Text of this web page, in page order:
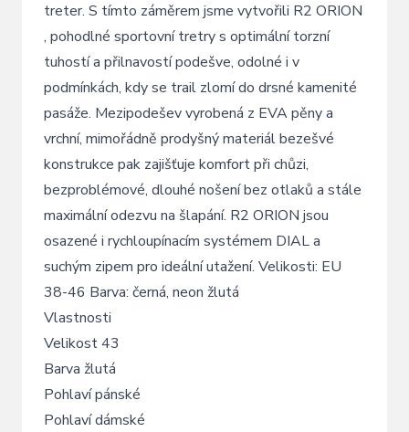
treter. S tímto záměrem jsme vytvořili R2 ORION
, pohodlné sportovní tretry s optimální torzní
tuhostí a přilnavostí podešve, odolné i v
podmínkách, kdy se trail zlomí do drsné kamenité
pasáže. Mezipodešev vyrobená z EVA pěny a
vrchní, mimořádně prodyšný materiál bezešvé
konstrukce pak zajišťuje komfort při chůzi,
bezproblémové, dlouhé nošení bez otlaků a stále
maximální odezvu na šlapání. R2 ORION jsou
osazené i rychloupínacím systémem DIAL a
suchým zipem pro ideální utažení. Velikosti: EU
38-46 Barva: černá, neon žlutá
Vlastnosti
Velikost 43
Barva žlutá
Pohlaví pánské
Pohlaví dámské